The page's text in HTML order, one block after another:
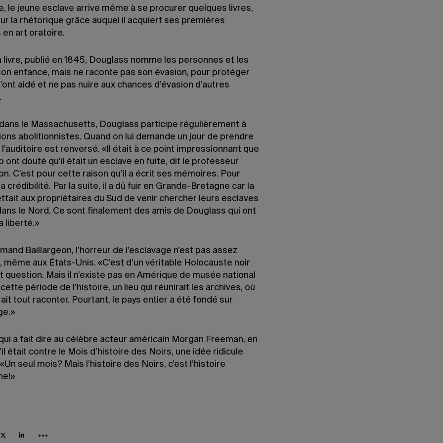
le jeune esclave arrive même à se procurer quelques livres,
la rhétorique grâce auquel il acquiert ses premières
en art oratoire.
livre, publié en 1845, Douglass nomme les personnes et les
enfance, mais ne raconte pas son évasion, pour protéger
aidé et ne pas nuire aux chances d’évasion d’autres
le Massachusetts, Douglass participe régulièrement à
abolitionnistes. Quand on lui demande un jour de prendre
l’auditoire est renversé. «Il était à ce point impressionnant que
ont douté qu’il était un esclave en fuite, dit le professeur
C’est pour cette raison qu’il a écrit ses mémoires. Pour
crédibilité. Par la suite, il a dû fuir en Grande-Bretagne car la
aux propriétaires du Sud de venir chercher leurs esclaves
le Nord. Ce sont finalement des amis de Douglass qui ont
liberté.»
Baillargeon, l’horreur de l’esclavage n’est pas assez
même aux États-Unis. «C’est d’un véritable Holocauste noir
question. Mais il n’existe pas en Amérique de musée national
période de l’histoire, un lieu qui réunirait les archives, où
tout raconter. Pourtant, le pays entier a été fondé sur
a fait dire au célèbre acteur américain Morgan Freeman, en
était contre le Mois d’histoire des Noirs, une idée ridicule
seul mois? Mais l’histoire des Noirs, c’est l’histoire